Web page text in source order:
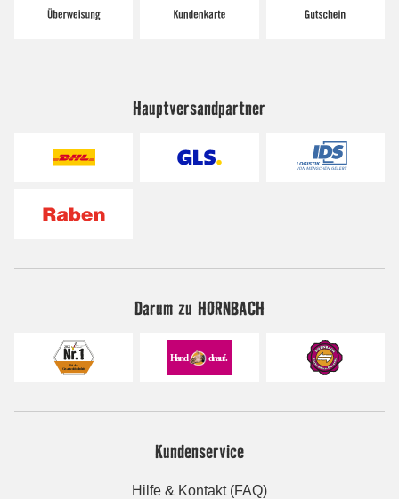
Hauptversandpartner
Darum zu HORNBACH
Kundenservice
Hilfe & Kontakt (FAQ)